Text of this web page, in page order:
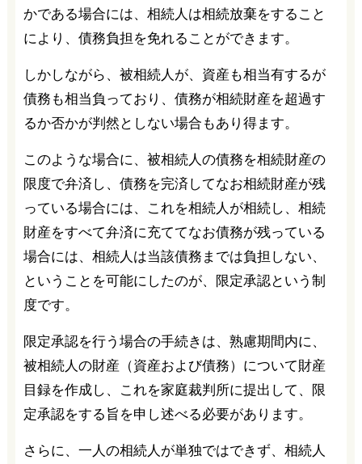
かである場合には、相続人は相続放棄をすること
により、債務負担を免れることができます。
しかしながら、被相続人が、資産も相当有するが
債務も相当負っており、債務が相続財産を超過す
るか否かが判然としない場合もあり得ます。
このような場合に、被相続人の債務を相続財産の
限度で弁済し、債務を完済してなお相続財産が残
っている場合には、これを相続人が相続し、相続
財産をすべて弁済に充ててなお債務が残っている
場合には、相続人は当該債務までは負担しない、
ということを可能にしたのが、限定承認という制
度です。
限定承認を行う場合の手続きは、熟慮期間内に、
被相続人の財産（資産および債務）について財産
目録を作成し、これを家庭裁判所に提出して、限
定承認をする旨を申し述べる必要があります。
さらに、一人の相続人が単独ではできず、相続人